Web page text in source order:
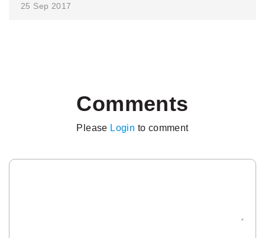
25 Sep 2017
Comments
Please Login to comment